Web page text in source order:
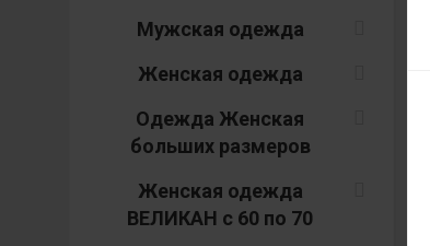
Мужская одежда
Женская одежда
Одежда Женская
больших размеров
Женская одежда
ВЕЛИКАН с 60 по 70